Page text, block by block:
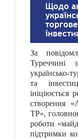
Щодо
За
Туреччині
українсько-
та
ініціюється
створення
ТР»,
роботи
підтримки